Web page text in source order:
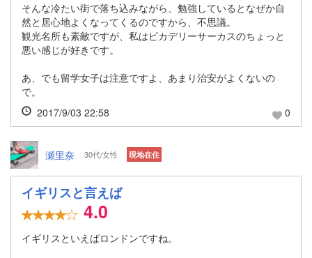
そんな冷たい街で落ち込みながら、勉強しているとなぜか自
然と居心地よくなってくるのですから、不思議。
観光名所も素敵ですが、私はピカデリーサーカスのちょっと
悪い感じが好きです。
あ、でも留学女子は注意ですよ、あまり治安がよくないの
で。
2017/9/03 22:58
0
瀬里奈 30代/女性 現地在住
イギリスと言えば
4.0
イギリスといえばロンドンですね。